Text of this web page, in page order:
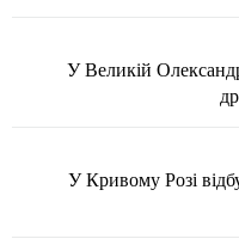
У Великій
У Кривому Розі